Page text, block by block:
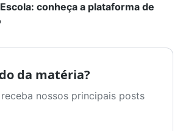
conheça a plataforma de
da matéria?
nossos principais posts